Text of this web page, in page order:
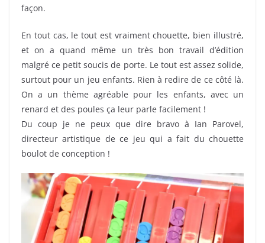
façon.
En tout cas, le tout est vraiment chouette, bien illustré,
et on a quand même un très bon travail d’édition
malgré ce petit soucis de porte. Le tout est assez solide,
surtout pour un jeu enfants. Rien à redire de ce côté là.
On a un thème agréable pour les enfants, avec un
renard et des poules ça leur parle facilement !
Du coup je ne peux que dire bravo à Ian Parovel,
directeur artistique de ce jeu qui a fait du chouette
boulot de conception !